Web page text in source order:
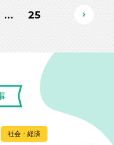
… 25
社会・経済